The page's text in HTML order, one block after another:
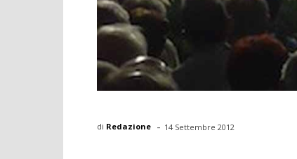
di Redazione - 14 Settembre 2012